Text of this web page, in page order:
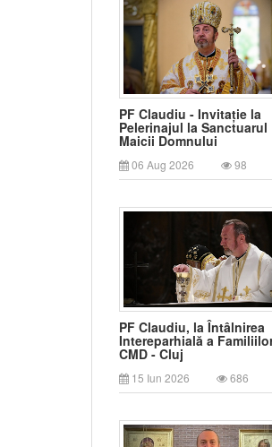
PF Claudiu - Invitație la
Pelerinajul la Sanctuarul
Maicii Domnului
06 Aug 2026 98
PF Claudiu, la Întâlnirea
Intereparhială a
CMD - Cluj
15 Iun 2026 686